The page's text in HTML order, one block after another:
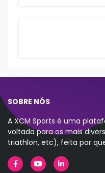
SOBRE NÓS
A XCM Sports é uma
voltada para os mais
triathlon, etc), feita por